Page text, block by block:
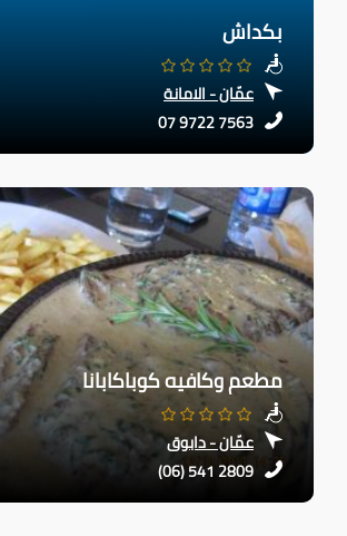
بكداش
عمّان - الامانة
07 9722 7563
مطعم وكافيه كوباكابانا
عمّان - دابوق
(06) 541 2809